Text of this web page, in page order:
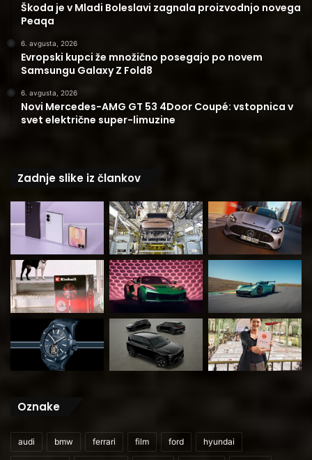
Škoda je v Mladi Boleslavi zagnala proizvodnjo novega
Peaqa
6. avgusta, 2026
Evropski kupci že množično posegajo po novem
Samsungu Galaxy Z Fold8
6. avgusta, 2026
Novi Mercedes-AMG GT 53 4Door Coupé: vstopnica v
svet električne super-limuzine
Zadnje slike iz člankov
Oznake
audi bmw ferrari film ford hyundai